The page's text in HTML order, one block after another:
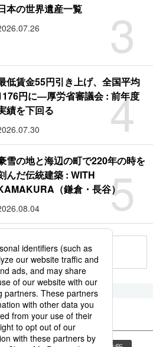
3
本の世界遺産一覧
4
低賃金55円引き上げ、全国平均
円に―厚労省審議会 : 前年度
績を下回る
5
雪の地と海辺の町で220年の時を
んだ伝統建築 : WITH
（鎌倉・長谷）
と見る